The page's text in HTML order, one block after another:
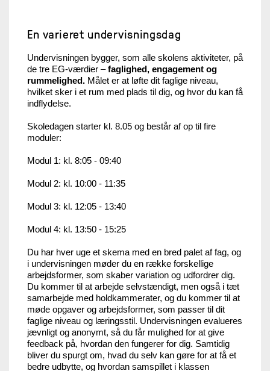
En varieret undervisningsdag
Undervisningen bygger, som alle skolens aktiviteter, på
de tre EG-værdier –faglighed, engagement og
rummelighed. Målet er at løfte dit faglige niveau,
hvilket sker i et rum med plads til dig, og hvor du kan få
indflydelse.
Skoledagen starter kl. 8.05 og består af op til fire
moduler:
Modul 1: kl. 8:05 - 09:40
Modul 2: kl. 10:00 - 11:35
Modul 3: kl. 12:05 - 13:40
Modul 4: kl. 13:50 - 15:25
Du har hver uge et skema med en bred palet af fag, og
i undervisningen møder du en række forskellige
arbejdsformer, som skaber variation og udfordrer dig.
Du kommer til at arbejde selvstændigt, men også i tæt
samarbejde med holdkammerater, og du kommer til at
møde opgaver og arbejdsformer, som passer til dit
faglige niveau og læringsstil. Undervisningen evalueres
jævnligt og anonymt, så du får mulighed for at give
feedback på, hvordan den fungerer for dig. Samtidig
bliver du spurgt om, hvad du selv kan gøre for at få et
bedre udbytte, og hvordan samspillet i klassen